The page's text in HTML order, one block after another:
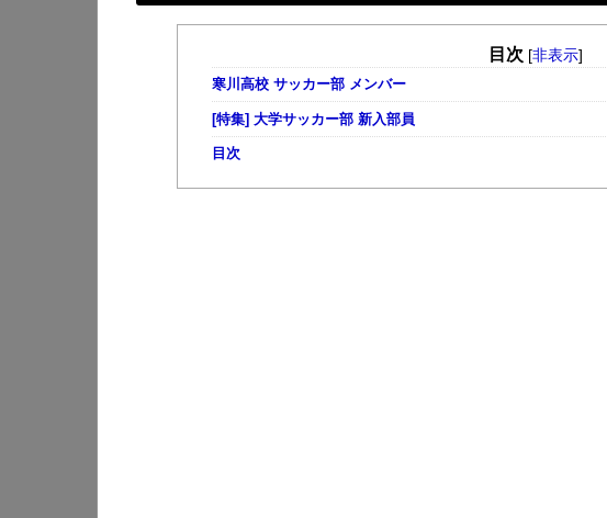
目次 [非表示]
寒川高校 サッカー部 メンバー
[特集] 大学サッカー部 新入部員
目次